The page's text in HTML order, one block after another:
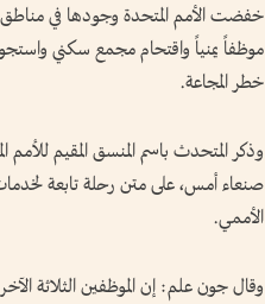
خطر المجاعة.
صنعاء أمس، على متن رحلة تابعة لخدمات
الأممي.
وقال جون علم: إن الموظفين الثلاثة